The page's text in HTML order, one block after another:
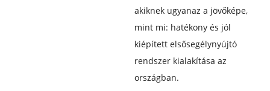
akiknek ugyanaz a jövőképe,
mint mi: hatékony és jól
kiépített elsősegélynyújtó
rendszer kialakítása az
országban.